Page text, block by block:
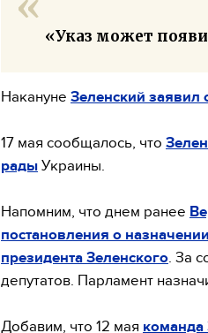
«Указ может
Накануне Зеленский заявил
17 мая сообщалось, что
рады Украины.
Напомним, что днем ранее
постановления о
президента Зеленского . За
депутатов. Парламент
Добавим, что 12 мая команда